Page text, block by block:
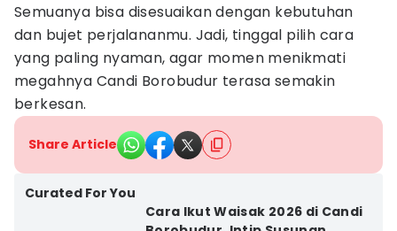
Semuanya bisa disesuaikan dengan kebutuhan
dan bujet perjalananmu. Jadi, tinggal pilih cara
yang paling nyaman, agar momen menikmati
megahnya Candi Borobudur terasa semakin
berkesan.
Share Article
Curated For You
Cara Ikut Waisak 2026 di Candi